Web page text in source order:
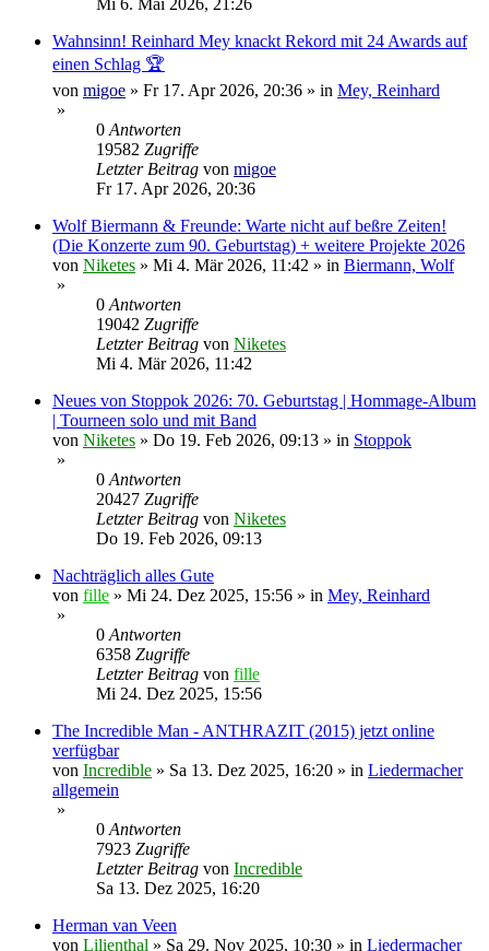
Mi 6. Mai 2026, 21:26
Wahnsinn! Reinhard Mey knackt Rekord mit 24 Awards auf
einen Schlag 🏆
von migoe » Fr 17. Apr 2026, 20:36 » in Mey, Reinhard
»
0Antworten
19582 Zugriffe
Letzter Beitrag von migoe
Fr 17. Apr 2026, 20:36
Wolf Biermann & Freunde: Warte nicht auf beßre Zeiten!
(Die Konzerte zum 90. Geburtstag) + weitere Projekte 2026
von Niketes » Mi 4. Mär 2026, 11:42 » in Biermann, Wolf
»
0Antworten
19042 Zugriffe
Letzter Beitrag von Niketes
Mi 4. Mär 2026, 11:42
Neues von Stoppok 2026: 70. Geburtstag | Hommage-Album
| Tourneen solo und mit Band
von Niketes » Do 19. Feb 2026, 09:13 » in Stoppok
»
0Antworten
20427 Zugriffe
Letzter Beitrag von Niketes
Do 19. Feb 2026, 09:13
Nachträglich alles Gute
von fille » Mi 24. Dez 2025, 15:56 » in Mey, Reinhard
»
0Antworten
6358 Zugriffe
Letzter Beitrag von fille
Mi 24. Dez 2025, 15:56
The Incredible Man - ANTHRAZIT (2015) jetzt online
verfügbar
von Incredible » Sa 13. Dez 2025, 16:20 » in Liedermacher
allgemein
»
0Antworten
7923 Zugriffe
Letzter Beitrag von Incredible
Sa 13. Dez 2025, 16:20
Herman van Veen
von Lilienthal » Sa 29. Nov 2025, 10:30 » in Liedermacher